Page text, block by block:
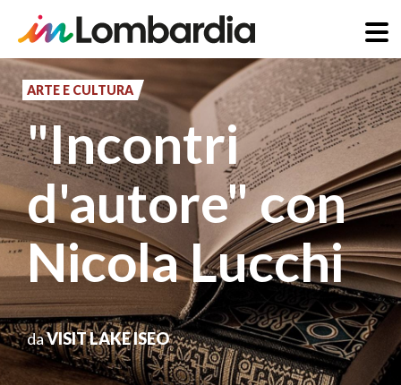
Salta
al
contenuto
principale
ARTE E CULTURA
"Incontri
d'autore" con
Nicola Lucchi
daVISIT LAKE ISEO